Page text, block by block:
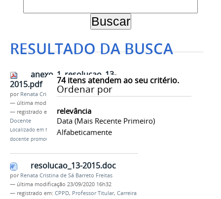
RESULTADO DA BUSCA
74itens atendem ao seu critério.
Ordenar por
relevância
Data (mais Recente Primeiro)
Alfabeticamente
anexo_1_resolucao_13-
2015.pdf
por Renata Cristina de Sá Barreto Freitas
— última modificação
— registrado em:
CPPD,Professor Titular
Docente
Localizado em Notícias /Univasf tem mais um
docente promovido para a classe de Professor Titular
resolucao_13-2015.doc
por Renata Cristina de Sá Barreto Freitas
— última modificação 23/09/2020 16h32
— registrado em: CPPD, Professor Titular, Carreira